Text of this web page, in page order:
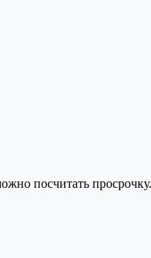
посчитать просрочку.